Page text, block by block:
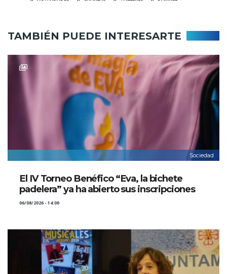
TAMBIÉN PUEDE INTERESARTE
Sociedad
El IV Torneo Benéfico “Eva, la bichete
padelera” ya ha abierto sus inscripciones
06/08/2026 - 14:00